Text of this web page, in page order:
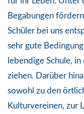
Begabungen
Schüler bei uns
sehr gute
lebendige Schule,
ziehen. Darüber
sowohl zu den
Kulturvereinen, zur